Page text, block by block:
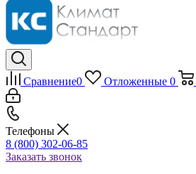
Сравнение0 Отложенные 0
Телефоны
8 (800) 302-06-85
Заказать звонок